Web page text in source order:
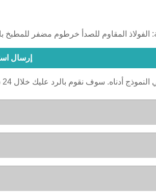
الفولاذ المقاوم للصدأ خرطوم مضفر للمطبخ
إرسال
أدناه. سوف نقوم بالرد عليك خلال 24 ساعة.